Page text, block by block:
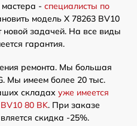
- специалисты по
модель X 78263 BV10
новой задачей. На все виды
гарантия.
ремонта. Мы большая
Мы имеем более 20 тыс.
складах уже имеется
80 BK. При заказе
скидка -25%.